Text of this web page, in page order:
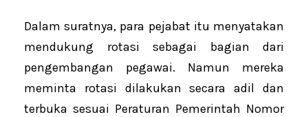
Dalam suratnya, para pejabat itu menyatakan
mendukung rotasi sebagai bagian dari
pengembangan pegawai. Namun mereka
meminta rotasi dilakukan secara adil dan
terbuka sesuai Peraturan Pemerintah Nomor